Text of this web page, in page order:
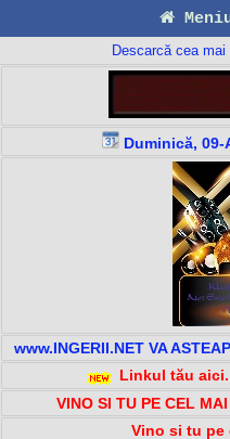
Descarcă cea
Duminică,
www.INGERII.NET VA
Linkul tău aici.
VINO SI TU PE CEL
Vino si tu pe